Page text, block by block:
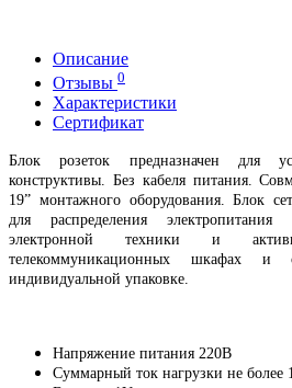
Описание
Отзывы 0
Характеристики
Сертификат
Блок розеток предназначен для
конструктивы. Без кабеля питания.
19” монтажного оборудования. Блок
для распределения
электронной техники и
телекоммуникационных шкафах и
индивидуальной упаковке.
Напряжение питания 220В
Суммарный ток нагрузки не более